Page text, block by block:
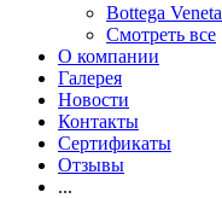
Bottega Veneta
Смотреть все
О компании
Галерея
Новости
Контакты
Сертификаты
Отзывы
...